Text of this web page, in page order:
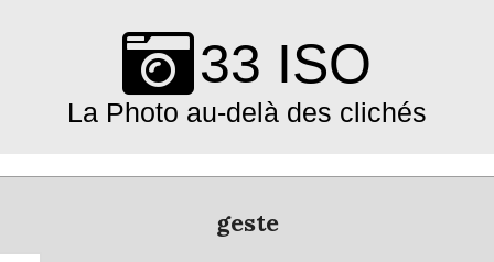
33 ISO
La Photo au-delà des clichés
Primary
geste